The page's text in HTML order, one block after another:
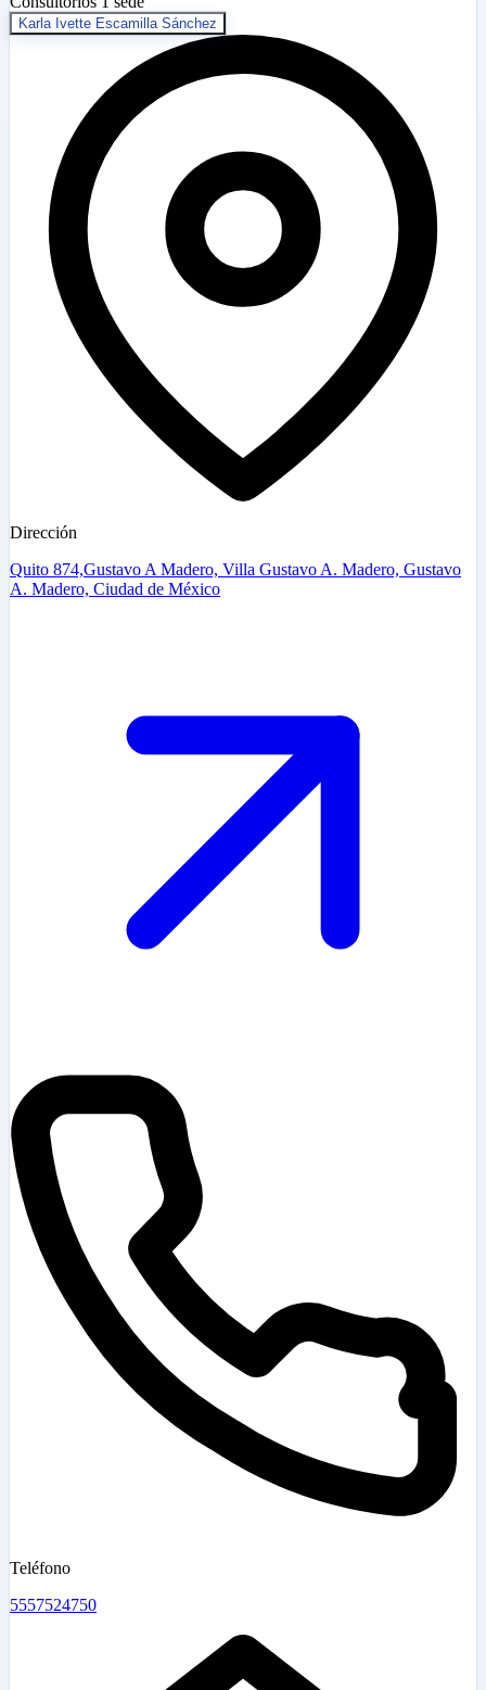
Karla Ivette Escamilla Sánchez
Dirección
Quito 874,Gustavo A Madero, Villa Gustavo A. Madero, Gustavo
A. Madero, Ciudad de México
Teléfono
5557524750